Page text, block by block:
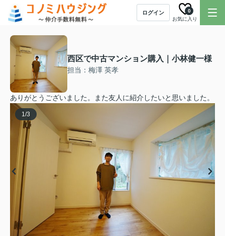
ログイン
お気に入り
0
西区で中古マンション購入｜小林健一様
担当：梅澤 英孝
ありがとうございました。また友人に紹介したいと思いました。
1/3